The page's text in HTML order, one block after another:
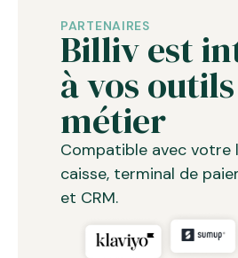
PARTENAIRES
Billiv est
à vos outils
métier
Compatible avec votre
caisse, terminal de
et CRM.